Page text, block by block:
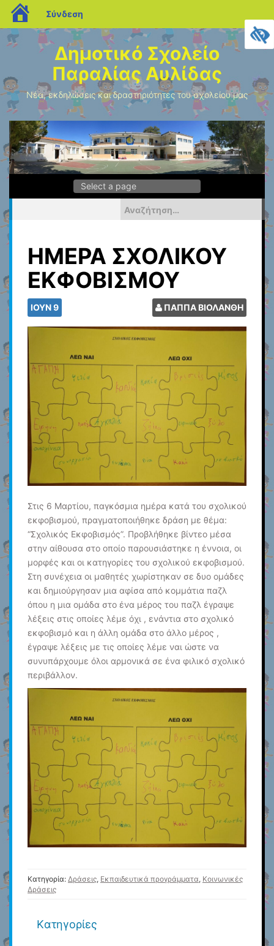
Μεταπηδήστε
στο
περιεχόμενοΔημοτικό Σχολείο
Παραλίας Αυλίδας
Νέα, εκδηλώσεις και δραστηριότητες του σχολείου μας
για:
ΗΜΕΡΑ ΣΧΟΛΙΚΟΥ
ΕΚΦΟΒΙΣΜΟΥ
ΙΟΎΝ9 ΠΑΠΠΑ ΒΙΟΛΑΝΘΗ
Στις 6 Μαρτίου, παγκόσμια ημέρα κατά του σχολικού
εκφοβισμού, πραγματοποιήθηκε δράση με θέμα:
“Σχολικός Εκφοβισμός”. Προβλήθηκε βίντεο μέσα
στην αίθουσα στο οποίο παρουσιάστηκε η έννοια, οι
μορφές και οι κατηγορίες του σχολικού εκφοβισμού.
Στη συνέχεια οι μαθητές χωρίστηκαν σε δυο ομάδες
και δημιούργησαν μια αφίσα από κομμάτια παζλ
όπου η μια ομάδα στο ένα μέρος του παζλ έγραψε
λέξεις στις οποίες λέμε όχι , ενάντια στο σχολικό
εκφοβισμό και η άλλη ομάδα στο άλλο μέρος ,
έγραψε λέξεις με τις οποίες λέμε ναι ώστε να
συνυπάρχουμε όλοι αρμονικά σε ένα φιλικό σχολικό
περιβάλλον.
Κατηγορία: Δράσεις, Εκπαιδευτικά προγράμματα, Κοινωνικές
Δράσεις
Kατηγορίες
blogs.sch.gr
Σύνδεση